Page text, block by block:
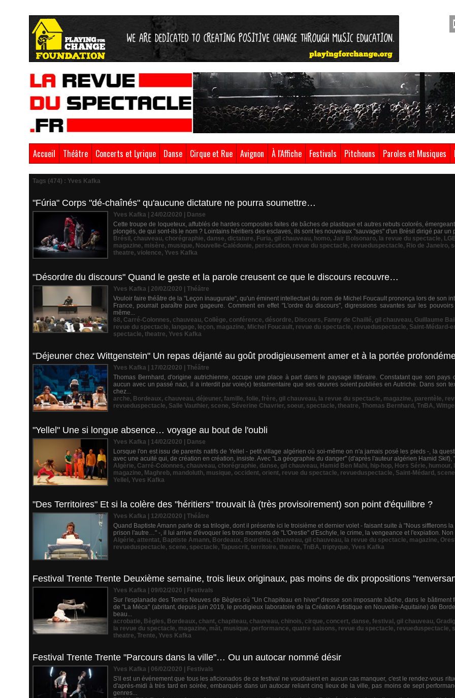
Accueil Théâtre Concerts et Lyrique Danse Cirque et Rue Avignon À l'Affiche Festivals Pitchouns Paroles et Musiques
Tags (474) : Yves Kafka
"Fúria" Corps "dé-chaînés" qu'aucune dictature ne pourra soumettre…
Yves Kafka | 24/02/2020
Danse
Cette troupe de loqueteux, affublés de hardes composites faites de bâches de plastique et autres rebuts colorés,
plongés, de qui sont-ils le nom ? Lointains héritiers des esclaves, ils sont les nouveaux "sauvages" d'un Brésil dirigé par un
Brésil , chauveau, chorégraphie, danse, dictature, Furia, gil chauveau, homo, Jair Bolsonaro, la revue du spectacle,
magazine, misère, musique, Nouvelle-Calédonie, persécution, revue du spectacle, revueduspectacle, Rio de Janeiro,
theatre, violence, Yves Kafka
"Désordre du discours" Quand le geste et la parole creusent ce que le discours recouvre…
Yves Kafka | 20/02/2020
Théâtre
Vouloir faire théâtre de la "Leçon inaugurale", qu'un éminent intellectuel du nom de Michel Foucault prononça lors de son
France, pourrait paraître pure gageure. Comment en effet "L'ordre du discours", digressions savantes sur les
même...
68, Carré-Colonnes, chauveau, Collège, conférence, désordre, Discours, Fanny de Chaillé, gil chauveau, Guillaume
revue du spectacle, langage, leçon, magazine, Michel Foucault, revue du spectacle, revueduspectacle, Saint-Médard-
spectacle, theatre, Yves Kafka
"Déjeuner chez Wittgenstein" Un repas déjanté au goût prodigieusement amer et à la portée
Yves Kafka | 17/02/2020
Théâtre
Thomas Bernhard, d'origine autrichienne, occupe une place à part dans le paysage littéraire. Constatant que son pays
aucun avec un passé nazi, il a interdit par voie(x) testamentaire que ses œuvres soient publiées en Autriche. Dans son
chez...
arche, Bordeaux, chauveau, déjeuner, famille, folie, frère, gil chauveau, la revue du spectacle, magazine, parentèle,
revueduspectacle, Salle Vauthier, scene, Séverine Chavrier, soeur, spectacle, theatre, Thomas Bernhard , TnBA,
"Yellel" Une si longue absence… voyage au bout de l'oubli
Yves Kafka | 14/02/2020
Danse
Lorsque l'on est issu de parents natifs de Yellel - petit village algérien où soi-même on n'a jamais posé les pieds -, la
avec une acuité qui, de création en création, insiste. Avec "La géographie du danger" (d'après l'auteur algérien Hamid Skif),
Algérie, Carré-Colonnes, chauveau, chorégraphie, danse, gil chauveau, Hamid Ben Mahi, hip-hop, Hors Série, humour,
magazine, Maghreb, mandoluth, musique, occident, orient, revue du spectacle, revueduspectacle, Saint-Médard , scene
Yellel , Yves Kafka
"Des Territoires" Et si la colère des "héritiers" trouvait là (très provisoirement) son point d'équilibre ?
Yves Kafka | 12/02/2020
Théâtre
Quand Baptiste Amann parle de sa trilogie, dont il présente ici le troisième et dernier volet - faisant suite à "Nous sifflerons
prison l'autre…" -, il lui arrive d'évoquer les trois moments de "L'Orestie" d'Eschyle, le crime, la vengeance et l'expiation. Non
Algérie, attentat, Baptiste Amann, Bordeaux, Bourdieu, chauveau, gil chauveau, la revue du spectacle, magazine,
revueduspectacle, scene, spectacle, Tapuscrit, territoire, theatre, TnBA, triptyque, Yves Kafka
Festival Trente Trente Deuxième semaine, trois lieux originaux, pas moins de dix propositions
Yves Kafka | 09/02/2020
Festivals
Sur l'esplanade des Terres Neuves de Bègles où "Un Chapiteau en hiver" dresse son imposante bâche, dans le bâtiment
de "La Méca" (abritant, depuis juin 2019, le prodigieux laboratoire de la Création Artistique en Nouvelle-Aquitaine) de
beau...
acrobatie, Bègles, Bordeaux, chant, chapiteau, chauveau, chinois, cirque, concert, danse, festival , gil chauveau,
la revue du spectacle, magazine, mât, musique, performance, quatre saisons, revue du spectacle, revueduspectacle,
theatre, Trente, Yves Kafka
Festival Trente Trente "Parcours dans la ville"… Ou un autocar nommé désir
Yves Kafka | 06/02/2020
Festivals
S'il est un événement que tous les aficionados de ce festival ne voudraient en aucun cas manquer, c'est le rendez-vous
d'après-midi à très tard en soirée, embarqués dans un autocar reliant cinq lieux de la ville, pas moins de sept
genres...